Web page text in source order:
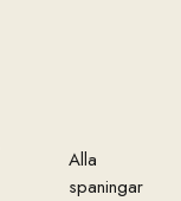
Alla
spaningar